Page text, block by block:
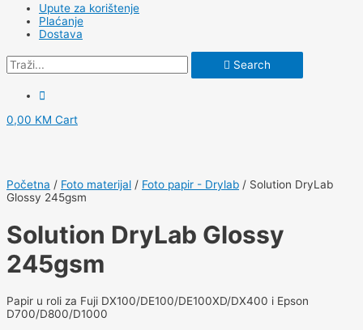
Upute za korištenje
Plaćanje
Dostava
Search
0,00 KM Cart
Početna / Foto materijal / Foto papir - Drylab / Solution DryLab
Glossy 245gsm
Solution DryLab Glossy
245gsm
Papir u roli za Fuji DX100/DE100/DE100XD/DX400 i Epson
D700/D800/D1000